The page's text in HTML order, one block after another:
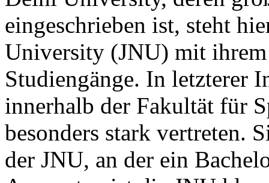
eingeschrieben ist, steht
University (JNU) mit
Studiengänge. In letzterer
innerhalb der Fakultät für
besonders stark vertreten.
der JNU, an der ein